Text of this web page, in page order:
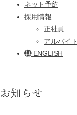
ネット予約
採用情報
正社員
アルバイト
ENGLISH
お知らせ